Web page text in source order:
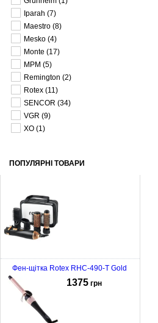
Iparah (7)
Maestro (8)
Mesko (4)
Monte (17)
MPM (5)
Remington (2)
Rotex (11)
SENCOR (34)
VGR (9)
XO (1)
ПОПУЛЯРНІ ТОВАРИ
Фен-щітка Rotex RHC-490-T Gold
1375 грн